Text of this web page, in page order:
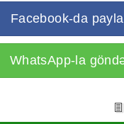
Facebook-da
WhatsApp-la